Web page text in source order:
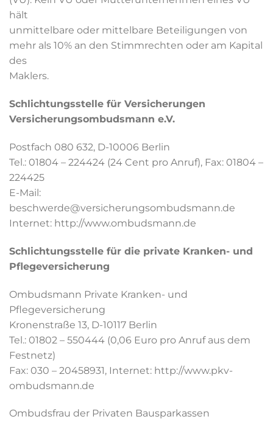
hält
unmittelbare oder mittelbare Beteiligungen von
mehr als 10% an den Stimmrechten oder am Kapital
des
Maklers.
Schlichtungsstelle für Versicherungen
Versicherungsombudsmann e.V.
Postfach 080 632, D-10006 Berlin
Tel.: 01804 – 224424 (24 Cent pro Anruf), Fax: 01804 –
224425
E-Mail:
beschwerde@versicherungsombudsmann.de
Internet: http://www.ombudsmann.de
Schlichtungsstelle für die private Kranken- und
Pflegeversicherung
Ombudsmann Private Kranken- und
Pflegeversicherung
Kronenstraße 13, D-10117 Berlin
Tel.: 01802 – 550444 (0,06 Euro pro Anruf aus dem
Festnetz)
Fax: 030 – 20458931, Internet: http://www.pkv-
ombudsmann.de
Ombudsfrau der Privaten Bausparkassen